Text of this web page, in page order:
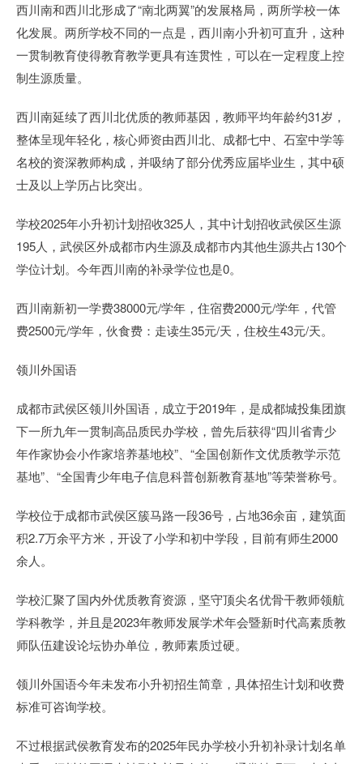
西川南和西川北形成了“南北两翼”的发展格局，两所学校一体
化发展。两所学校不同的一点是，西川南小升初可直升，这种
一贯制教育使得教育教学更具有连贯性，可以在一定程度上控
制生源质量。
西川南延续了西川北优质的教师基因，教师平均年龄约31岁，
整体呈现年轻化，核心师资由西川北、成都七中、石室中学等
名校的资深教师构成，并吸纳了部分优秀应届毕业生，其中硕
士及以上学历占比突出。
学校2025年小升初计划招收325人，其中计划招收武侯区生源
195人，武侯区外成都市内生源及成都市内其他生源共占130个
学位计划。今年西川南的补录学位也是0。
西川南新初一学费38000元/学年，住宿费2000元/学年，代管
费2500元/学年，伙食费：走读生35元/天，住校生43元/天。
领川外国语
成都市武侯区领川外国语，成立于2019年，是成都城投集团旗
下一所九年一贯制高品质民办学校，曾先后获得“四川省青少
年作家协会小作家培养基地校”、“全国创新作文优质教学示范
基地”、“全国青少年电子信息科普创新教育基地”等荣誉称号。
学校位于成都市武侯区簇马路一段36号，占地36余亩，建筑面
积2.7万余平方米，开设了小学和初中学段，目前有师生2000
余人。
学校汇聚了国内外优质教育资源，坚守顶尖名优骨干教师领航
学科教学，并且是2023年教师发展学术年会暨新时代高素质教
师队伍建设论坛协办单位，教师素质过硬。
领川外国语今年未发布小升初招生简章，具体招生计划和收费
标准可咨询学校。
不过根据武侯教育发布的2025年民办学校小升初补录计划名单